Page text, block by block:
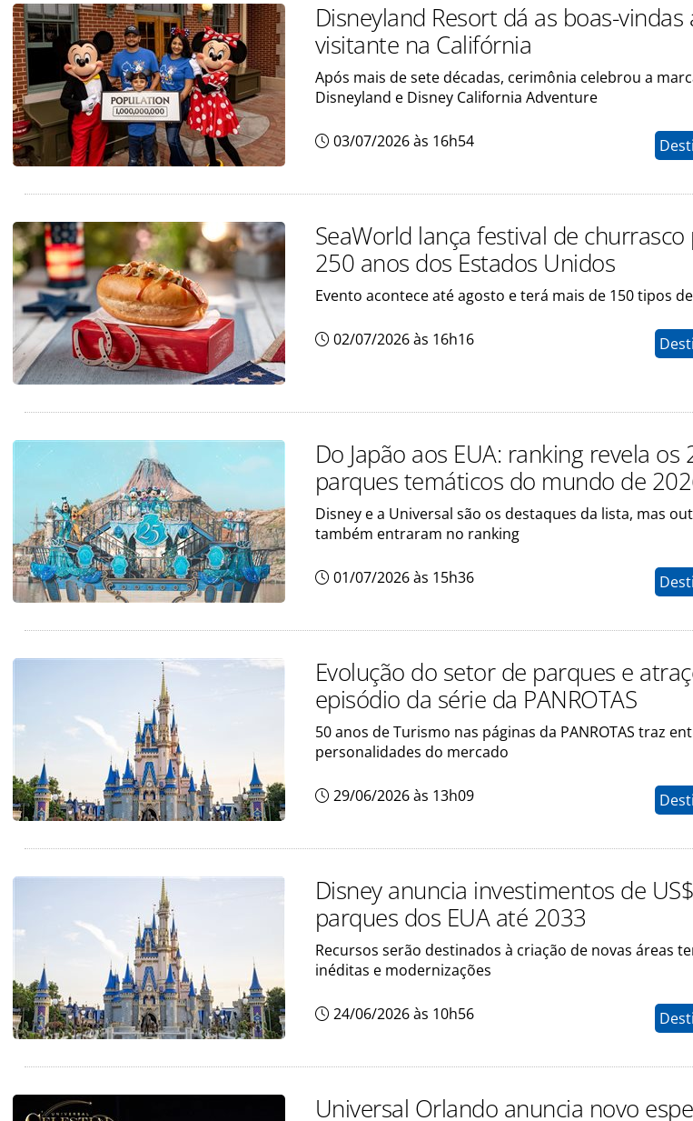
Disneyland Resort dá as boas-
visitante na Califórnia
Após mais de sete décadas, cerimônia celebrou a
Disneyland e Disney California Adventure
03/07/2026 às 16h54
SeaWorld lança festival de
250 anos dos Estados Unidos
Evento acontece até agosto e terá mais de 150 tipos
02/07/2026 às 16h16
Do Japão aos EUA: ranking revela
parques temáticos do mundo de
Disney e a Universal são os destaques da lista, mas
também entraram no ranking
01/07/2026 às 15h36
Evolução do setor de parques e
episódio da série da PANROTAS
50 anos de Turismo nas páginas da PANROTAS traz
personalidades do mercado
29/06/2026 às 13h09
Disney anuncia investimentos de
parques dos EUA até 2033
Recursos serão destinados à criação de novas áreas
inéditas e modernizações
24/06/2026 às 10h56
Universal Orlando anuncia novo